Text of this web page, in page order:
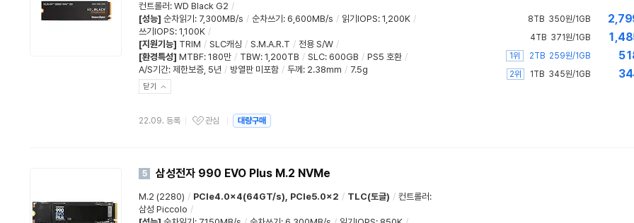
컨트롤러 : WD Black G2 /
[성능] 순차읽기 : 7,300MB/s / 순차쓰기 : 6,600MB/s / 읽기IOPS: 1,200K /
쓰기IOPS: 1,100K /
[지원기능] TRIM / SLC캐싱 / S.M.A.R.T / 전용 S/W /
[환경특성] MTBF: 180만 / TBW: 1,200TB / SLC: 600GB / PS5 호환 /
A/S기간: 제한보증 5년 / 방열판 미포함 / 두께 : 2.38mm / 7.5g
닫기
22.09. 등록 관심 대량구매
8TB 350원/1GB
4TB 371원/1GB
1위 2TB 259원/1GB
2위 1TB 345원/1GB
5 삼성전자 990 EVO Plus M.2 NVMe
M.2 (2280) / PCIe4.0x4(64GT/s), PCIe5.0x2 / TLC(토글) / 컨트롤러 :
삼성 Piccolo /